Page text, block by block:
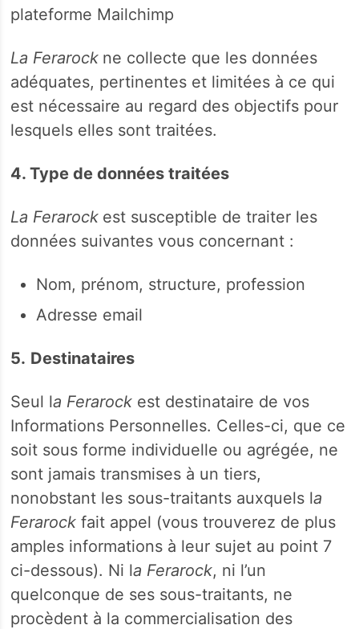
plateforme Mailchimp
La Ferarock ne collecte que les données
adéquates, pertinentes et limitées à ce qui
est nécessaire au regard des objectifs pour
lesquels elles sont traitées.
4. Type de données traitées
La Ferarock est susceptible de traiter les
données suivantes vous concernant :
Nom, prénom, structure, profession
Adresse email
5. Destinataires
Seul la Ferarock est destinataire de vos
Informations Personnelles. Celles-ci, que ce
soit sous forme individuelle ou agrégée, ne
sont jamais transmises à un tiers,
nonobstant les sous-traitants auxquels la
Ferarockfait appel (vous trouverez de plus
amples informations à leur sujet au point 7
ci-dessous). Ni la Ferarock, ni l’un
quelconque de ses sous-traitants, ne
procèdent à la commercialisation des